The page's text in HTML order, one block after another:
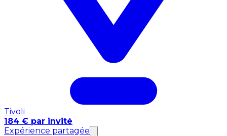
Tivoli
184 € par invité
Expérience partagée